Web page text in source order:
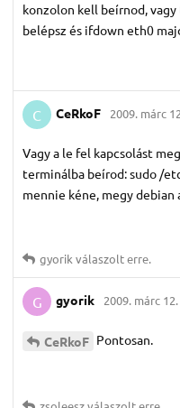
konzolon kell beírnod, vagy
belépsz és ifdown eth0
C CeRkoF 2009. márc
Vagy a le fel kapcsolást
terminálba beírod: sudo /
mennie kéne, megy debian
gyorik válaszolt erre.
G gyorik 2009. márc 12.
CeRkoF Pontosan.